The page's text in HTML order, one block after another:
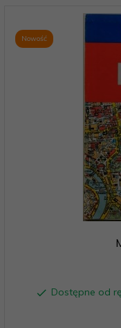
Nowość
Dostępne od